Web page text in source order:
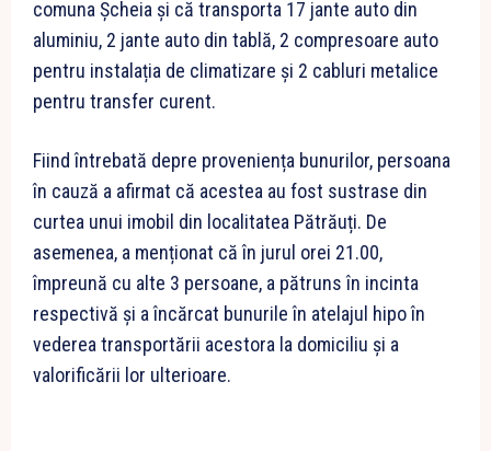
comuna Șcheia și că transporta 17 jante auto din
aluminiu, 2 jante auto din tablă, 2 compresoare auto
pentru instalația de climatizare și 2 cabluri metalice
pentru transfer curent.
Fiind întrebată depre proveniența bunurilor, persoana
în cauză a afirmat că acestea au fost sustrase din
curtea unui imobil din localitatea Pătrăuți. De
asemenea, a menționat că în jurul orei 21.00,
împreună cu alte 3 persoane, a pătruns în incinta
respectivă și a încărcat bunurile în atelajul hipo în
vederea transportării acestora la domiciliu și a
valorificării lor ulterioare.